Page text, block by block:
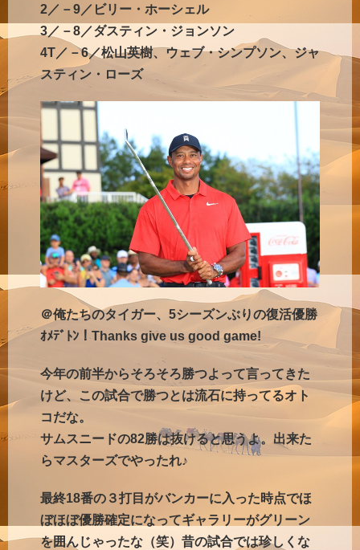
2／－9／ビリー・ホーシェル
3／－8／ダスティン・ジョンソン
4T／－6／松山英樹、ウェブ・シンプソン、ジャ
スティン・ローズ
＠俺たちのタイガー、5シーズンぶりの復活優勝
ｵﾒﾃﾞﾄﾝ！Thanks give us good game!
今年の前半からそろそろ勝つよって言ってきた
けど、この試合で勝つとは流石に持ってるオト
コだな。
サムスニードの82勝は抜けると思うよ。出来た
らマスターズでやったれ♪
最終18番の３打目がバンカーに入った時点でほ
ぼほぼ優勝確定になってギャラリーがグリーン
を囲んじゃったな（笑）昔の試合では珍しくな